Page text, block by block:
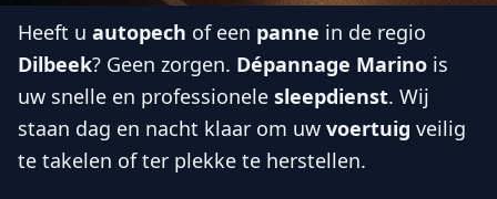
Heeft u autopech of een panne in de regio
Dilbeek? Geen zorgen. Dépannage Marino is
uw snelle en professionele sleepdienst. Wij
staan dag en nacht klaar om uw voertuig veilig
te takelen of ter plekke te herstellen.